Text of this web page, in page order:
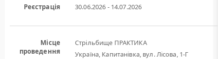
Реєстрація 30.06.2026 - 14.07.2026
Місце
проведення
Стрільбище ПРАКТИКА
Україна, Капитанівка, вул. Лісова, 1-Г